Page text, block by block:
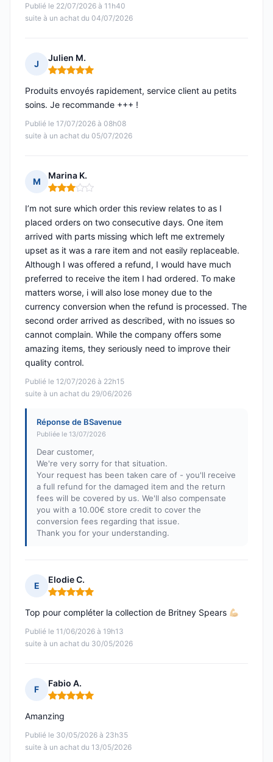
Publié le 22/07/2026 à 11h40
suite à un achat du 04/07/2026
J
Julien M.
Note : 5 sur 5
Publié le 17/07/2026 à 08h08
suite à un achat du 05/07/2026
Produits envoyés rapidement, service client au petits
soins. Je recommande +++ !
M
Marina K.
Note : 3 sur 5
Publié le 12/07/2026 à 22h15
suite à un achat du 29/06/2026
I’m not sure which order this review relates to as I
placed orders on two consecutive days. One item
arrived with parts missing which left me extremely
upset as it was a rare item and not easily replaceable.
Although I was offered a refund, I would have much
preferred to receive the item I had ordered. To make
matters worse, i will also lose money due to the
currency conversion when the refund is processed. The
second order arrived as described, with no issues so
cannot complain. While the company offers some
amazing items, they seriously need to improve their
quality control.
Réponse de BSavenue
Publiée le 13/07/2026
Dear customer,
We're very sorry for that situation.
Your request has been taken care of - you'll receive
a full refund for the damaged item and the return
fees will be covered by us. We'll also compensate
you with a 10.00€ store credit to cover the
conversion fees regarding that issue.
Thank you for your understanding.
E
Elodie C.
Note : 5 sur 5
Publié le 11/06/2026 à 19h13
suite à un achat du 30/05/2026
Top pour compléter la collection de Britney Spears
F
Fabio A.
Note : 5 sur 5
Publié le 30/05/2026 à 23h35
suite à un achat du 13/05/2026
Amanzing